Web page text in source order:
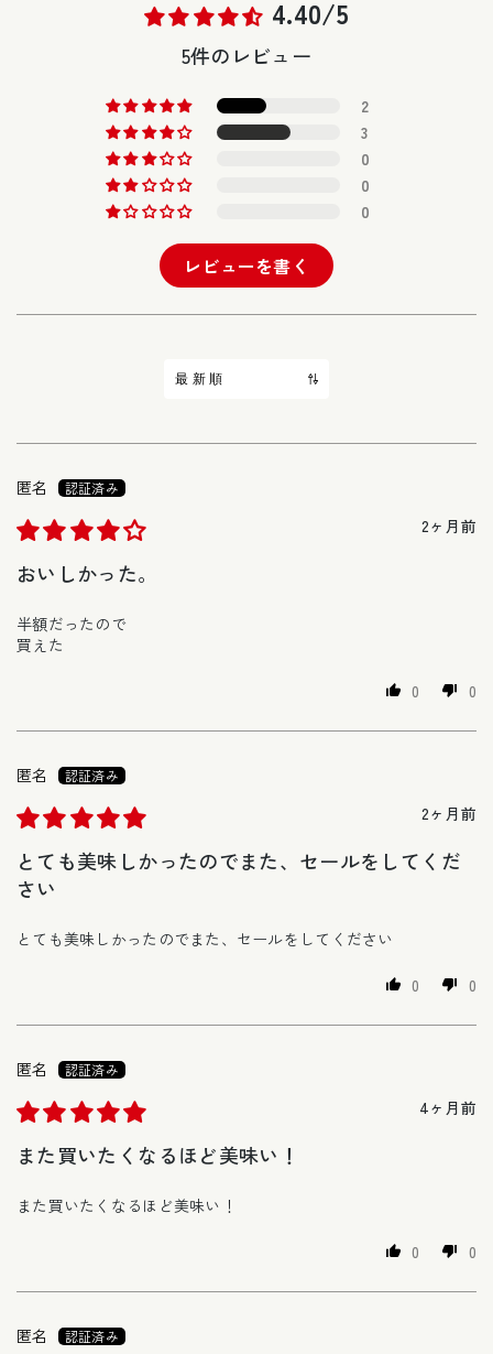
4.40/5
5件のレビュー
2
3
0
0
0
レビューを書く
Sort by
2ヶ月前
匿名
おいしかった。
半額だったので
買えた
0 0
2ヶ月前
匿名
とても美味しかったのでまた、セールをしてくだ
さい
とても美味しかったのでまた、セールをしてください
0 0
4ヶ月前
匿名
また買いたくなるほど美味い！
また買いたくなるほど美味い！
0 0
匿名